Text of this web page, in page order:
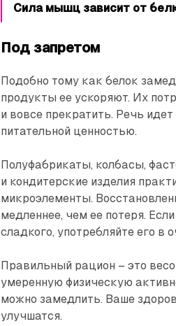
Сила мышц зависит от
Под запретом
Подобно тому как белок
продукты ее ускоряют. Их
и вовсе прекратить. Речь
питательной ценностью.
Полуфабрикаты, колбасы,
и кондитерские изделия
микроэлементы.
медленнее, чем ее потеря.
сладкого, употребляйте его в
Правильный рацион – это
умеренную физическую
можно замедлить. Ваше
улучшатся.